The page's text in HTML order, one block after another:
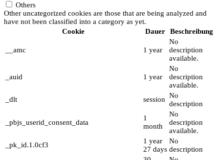
Others
Other uncategorized cookies are those that are being analyzed and
have not been classified into a category as yet.
Cookie
Dauer Beschreibung
__amc 1 year
No
description
available.
_auid 1 year
No
description
available.
_dlt
session No
description
_pbjs_userid_consent_data
1
month
No
description
available.
_pk_id.1.0cf3
1 year
27 days
No
description